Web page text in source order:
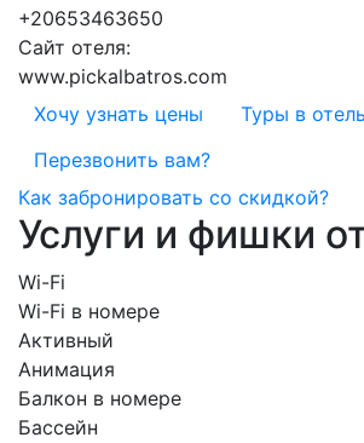
+20653463650
Сайт отеля:
www.pickalbatros.com
Хочу узнать цены
Туры в
Перезвонить вам?
Как забронировать со скидкой?
Услуги и фишки
Wi-Fi
Wi-Fi в номере
Активный
Анимация
Балкон в номере
Бассейн